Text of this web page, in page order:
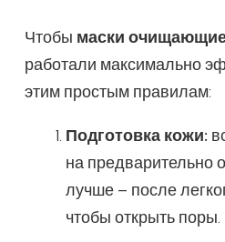
Чтобы маски
работали максимально
этим простым правилам:
Подготовка кожи:
на предварительно
лучше – после
чтобы открыть поры.